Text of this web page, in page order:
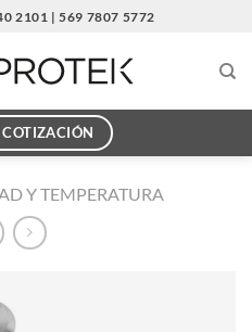
2101 | 569 7807 5772
Y TEMPERATURA